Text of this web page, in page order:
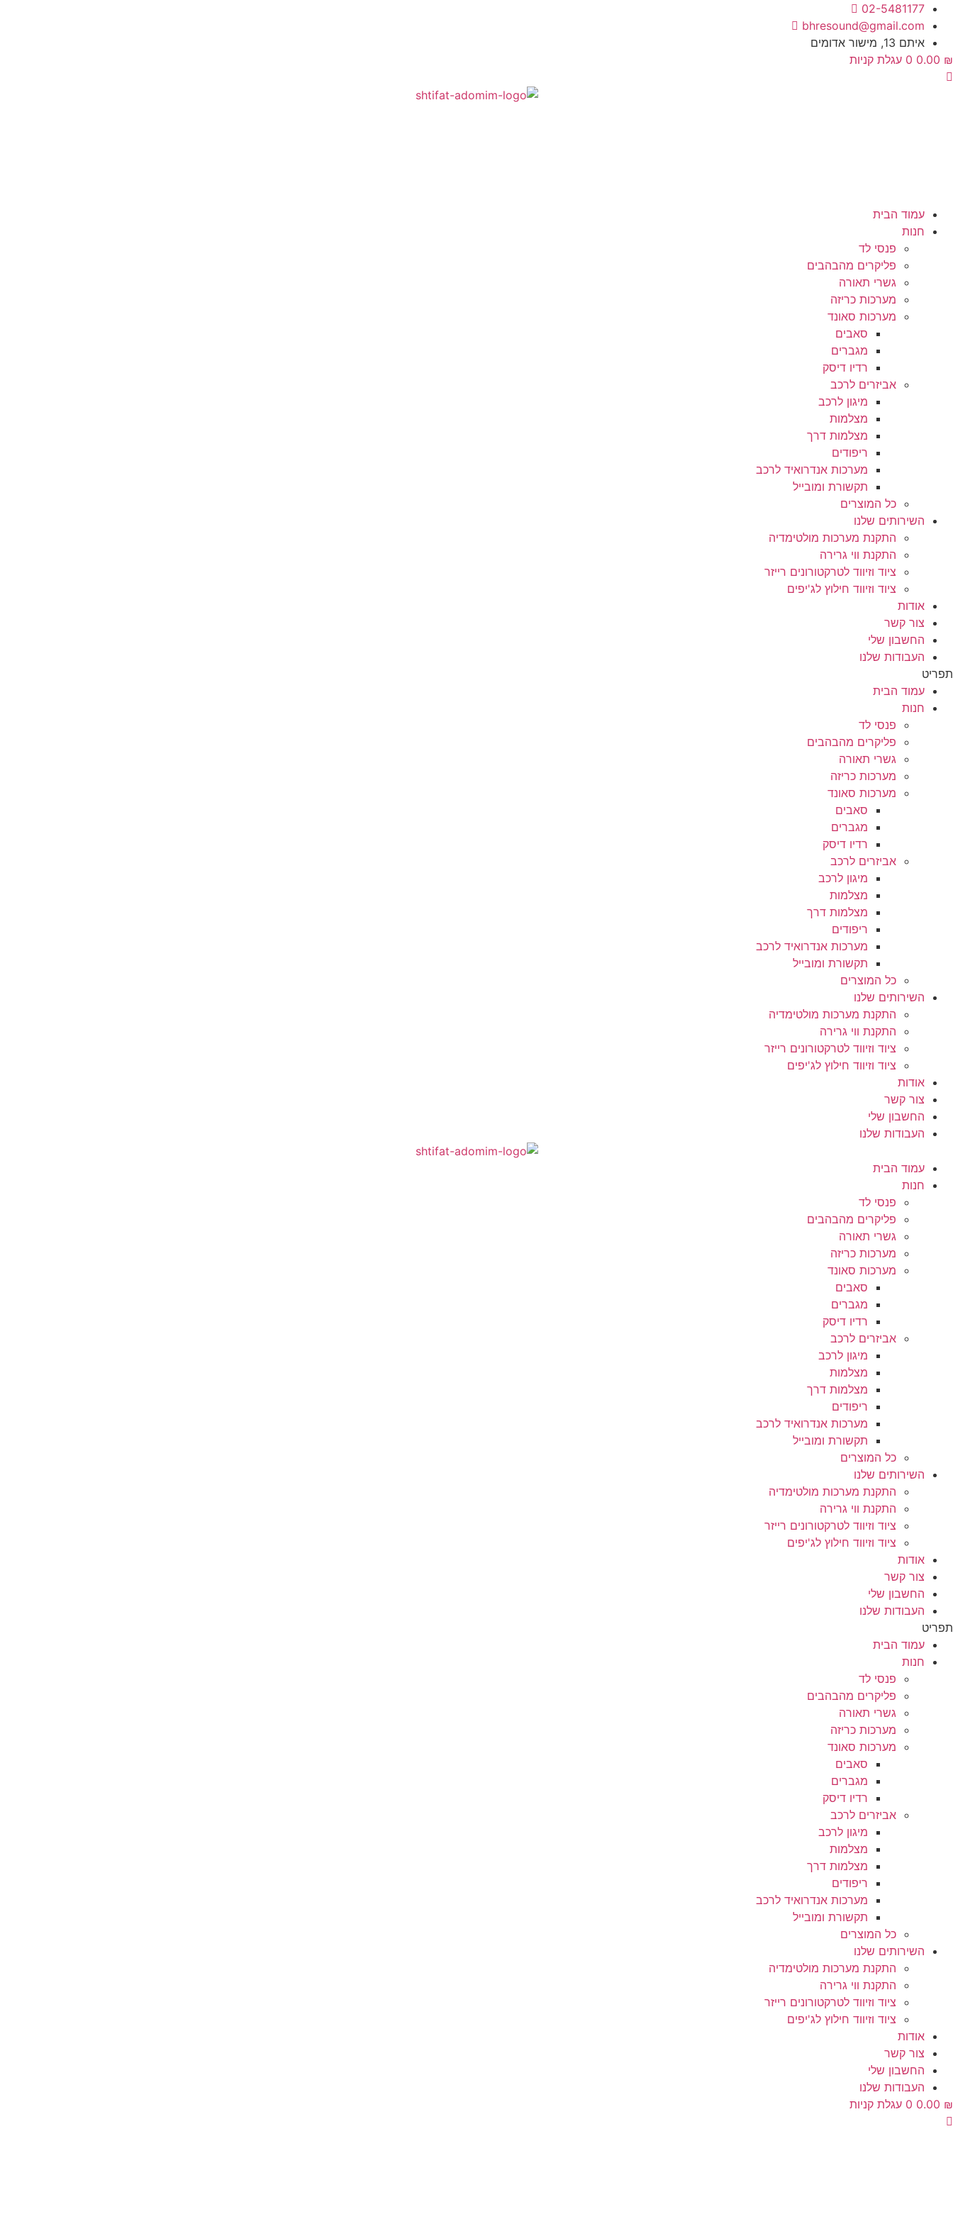
לתוכן
02-5481177
bhresound@gmail.com
איתם 13, מישור אדומים
0.00 ₪
0 עגלת קניות
עמוד הבית
חנות
פנסי לד
פליקרים מהבהבים
גשרי תאורה
מערכות כריזה
מערכות סאונד
סאבים
מגברים
רדיו דיסק
אביזרים לרכב
מיגון לרכב
מצלמות
מצלמות דרך
ריפודים
מערכות אנדרואיד לרכב
תקשורת ומובייל
כל המוצרים
השירותים שלנו
התקנת מערכות מולטימדיה
התקנת ווי גרירה
ציוד וזיווד לטרקטורונים רייזר
ציוד וזיווד חילוץ לג'יפים
אודות
צור קשר
החשבון שלי
העבודות שלנו
תפריט
עמוד הבית
חנות
פנסי לד
פליקרים מהבהבים
גשרי תאורה
מערכות כריזה
מערכות סאונד
סאבים
מגברים
רדיו דיסק
אביזרים לרכב
מיגון לרכב
מצלמות
מצלמות דרך
ריפודים
מערכות אנדרואיד לרכב
תקשורת ומובייל
כל המוצרים
השירותים שלנו
התקנת מערכות מולטימדיה
התקנת ווי גרירה
ציוד וזיווד לטרקטורונים רייזר
ציוד וזיווד חילוץ לג'יפים
אודות
צור קשר
החשבון שלי
העבודות שלנו
עמוד הבית
חנות
פנסי לד
פליקרים מהבהבים
גשרי תאורה
מערכות כריזה
מערכות סאונד
סאבים
מגברים
רדיו דיסק
אביזרים לרכב
מיגון לרכב
מצלמות
מצלמות דרך
ריפודים
מערכות אנדרואיד לרכב
תקשורת ומובייל
כל המוצרים
השירותים שלנו
התקנת מערכות מולטימדיה
התקנת ווי גרירה
ציוד וזיווד לטרקטורונים רייזר
ציוד וזיווד חילוץ לג'יפים
אודות
צור קשר
החשבון שלי
העבודות שלנו
תפריט
עמוד הבית
חנות
פנסי לד
פליקרים מהבהבים
גשרי תאורה
מערכות כריזה
מערכות סאונד
סאבים
מגברים
רדיו דיסק
אביזרים לרכב
מיגון לרכב
מצלמות
מצלמות דרך
ריפודים
מערכות אנדרואיד לרכב
תקשורת ומובייל
כל המוצרים
השירותים שלנו
התקנת מערכות מולטימדיה
התקנת ווי גרירה
ציוד וזיווד לטרקטורונים רייזר
ציוד וזיווד חילוץ לג'יפים
אודות
צור קשר
החשבון שלי
העבודות שלנו
0.00 ₪
0 עגלת קניות